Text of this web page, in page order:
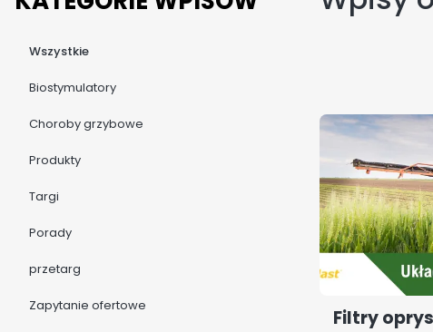
Wszystkie
Biostymulatory
Choroby grzybowe
Produkty
Targi
Porady
przetarg
Zapytanie ofertowe
Filtry